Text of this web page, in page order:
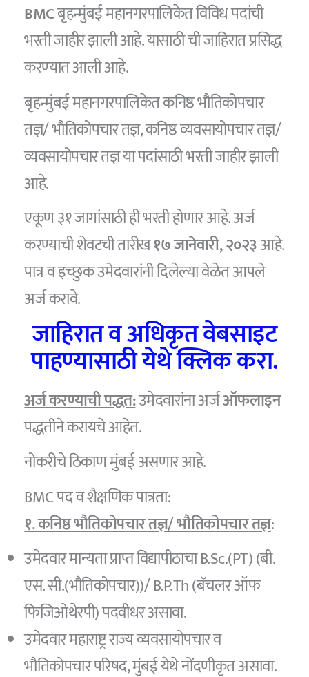
BMCबृहन्मुंबई महानगरपालिकेत विविध पदांची
भरती जाहीर झाली आहे. यासाठी ची जाहिरात प्रसिद्ध
करण्‍यात आली आहे.
बृहन्मुंबई महानगरपालिकेत कनिष्ठ भौतिकोपचार
तज्ञ/ भौतिकोपचार तज्ञ, कनिष्ठ व्यवसायोपचार तज्ञ/
व्यवसायोपचार तज्ञ या पदांसाठी भरती जाहीर झाली
आहे.
एकूण ३१ जागांसाठी ही भरती होणार आहे. अर्ज
करण्याची शेवटची तारीख१७ जानेवारी, २०२३आहे.
पात्र व इच्छुक उमेदवारांनी दिलेल्या वेळेत आपले
अर्ज करावे.
जाहिरात व अधिकृत वेबसाइट
पाहण्यासाठी येथे क्लिक करा.
अर्ज करण्याची पद्धत:उमेदवारांना अर्जऑफलाइन
पद्धतीने करायचे आहेत.
नोकरीचे ठिकाण मुंबई असणार आहे.
BMC पद व शैक्षणिक पात्रता:
१. कनिष्ठ भौतिकोपचार तज्ञ/ भौतिकोपचार तज्ञ:
उमेदवार मान्यता प्राप्त विद्यापीठाचा B.Sc.(PT) (बी.
एस. सी.(भौतिकोपचार))/ B.P.Th (बॅचलर ऑफ
फिजिओथेरपी) पदवीधर असावा.
उमेदवार महाराष्ट्र राज्य व्यवसायोपचार व
भौतिकोपचार परिषद, मुंबई येथे नोंदणीकृत असावा.